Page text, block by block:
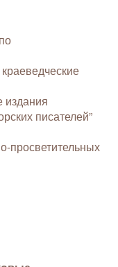
издания
писателей”
просветительных